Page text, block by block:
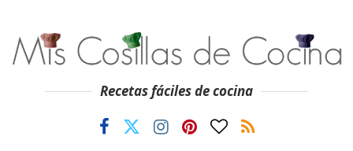
Recetas fáciles de cocina